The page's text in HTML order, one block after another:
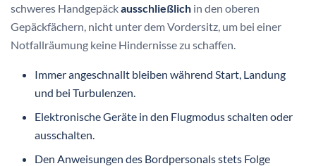
schweres Handgepäckausschließlich in den oberen
Gepäckfächern, nicht unter dem Vordersitz, um bei einer
Notfallräumung keine Hindernisse zu schaffen.
Immer angeschnallt bleiben während Start, Landung
und bei Turbulenzen.
Elektronische Geräte in den Flugmodus schalten oder
ausschalten.
Den Anweisungen des Bordpersonals stets Folge